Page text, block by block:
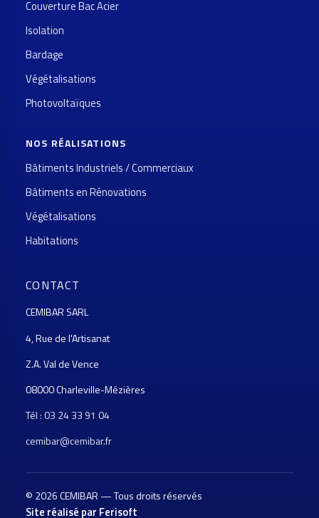
Couverture Bac Acier
Isolation
Bardage
Végétalisations
Photovoltaïques
NOS RÉALISATIONS
Bâtiments Industriels / Commerciaux
Bâtiments en Rénovations
Végétalisations
Habitations
CONTACT
CEMIBAR SARL
4, Rue de l'Artisanat
Z.A. Val de Vence
08000 Charleville-Mézières
Tél : 03 24 33 91 04
cemibar@cemibar.fr
© 2026 CEMIBAR — Tous droits réservés
Site réalisé par Ferisoft